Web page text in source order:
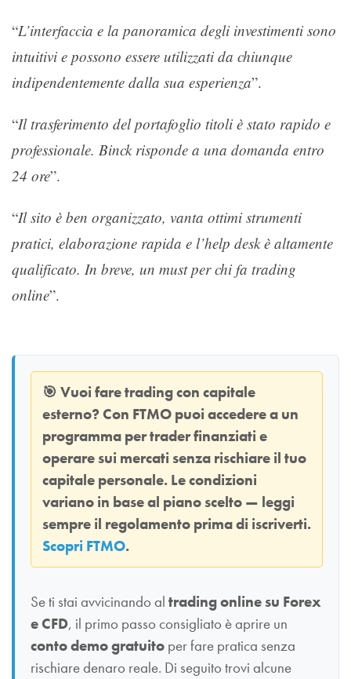
“L’interfaccia e la panoramica degli investimenti sono
intuitivi e possono essere utilizzati da chiunque
indipendentemente dalla sua esperienza”.
“Il trasferimento del portafoglio titoli è stato rapido e
professionale. Binck risponde a una domanda entro
24 ore”.
“Il sito è ben organizzato, vanta ottimi strumenti
pratici, elaborazione rapida e l’help desk è altamente
qualificato. In breve, un must per chi fa trading
online”.
🎯 Vuoi fare trading con capitale
esterno? Con FTMO puoi accedere a un
programma per trader finanziati e
operare sui mercati senza rischiare il tuo
capitale personale. Le condizioni
variano in base al piano scelto — leggi
sempre il regolamento prima di iscriverti.
Scopri FTMO.
Se ti stai avvicinando al trading online su Forex
e CFD, il primo passo consigliato è aprire un
conto demo gratuito per fare pratica senza
rischiare denaro reale. Di seguito trovi alcune